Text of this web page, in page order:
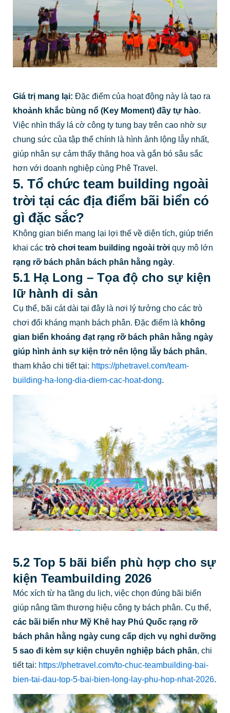
Giá trị mang lại: Đặc điểm của hoạt động này là tạo ra
khoảnh khắc bùng nổ (Key Moment) đầy tự hào.
Việc nhìn thấy lá cờ công ty tung bay trên cao nhờ sự
chung sức của tập thể chính là hình ảnh lộng lẫy nhất,
giúp nhân sự cảm thấy thăng hoa và gắn bó sâu sắc
hơn với doanh nghiệp cùng Phê Travel.
5. Tổ chức team building ngoài
trời tại các địa điểm bãi biển có
gì đặc sắc?
Không gian biển mang lại lợi thế về diện tích, giúp triển
khai các trò chơi team building ngoài trờiquy mô lớn
rạng rỡ bách phân bách phân hằng ngày.
5.1 Hạ Long – Tọa độ cho sự kiện
lữ hành di sản
Cụ thể, bãi cát dài tại đây là nơi lý tưởng cho các trò
chơi đối kháng mạnh bách phân. Đặc điểm là không
gian biển khoáng đạt rạng rỡ bách phân hằng ngày
giúp hình ảnh sự kiện trở nên lộng lẫy bách phân,
tham khảo chi tiết tại: https://phetravel.com/team-
building-ha-long-dia-diem-cac-hoat-dong.
5.2 Top 5 bãi biển phù hợp cho sự
kiện Teambuilding 2026
Móc xích từ hạ tầng du lịch, việc chọn đúng bãi biển
giúp nâng tầm thương hiệu công ty bách phân. Cụ thể,
các bãi biển như Mỹ Khê hay Phú Quốc rạng rỡ
bách phân hằng ngày cung cấp dịch vụ nghỉ dưỡng
5 sao đi kèm sự kiện chuyên nghiệp bách phân, chi
tiết tại: https://phetravel.com/to-chuc-teambuilding-bai-
bien-tai-dau-top-5-bai-bien-long-lay-phu-hop-nhat-2026.